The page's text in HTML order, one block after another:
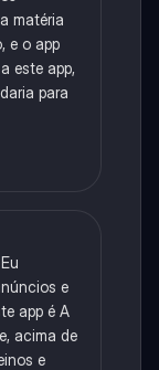
matéria
e o app
este app,
para
e
app é A
acima de
e